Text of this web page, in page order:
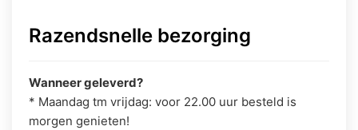
Razendsnelle bezorging
Wanneer geleverd?
* Maandag tm vrijdag: voor 22.00 uur besteld is
morgen genieten!